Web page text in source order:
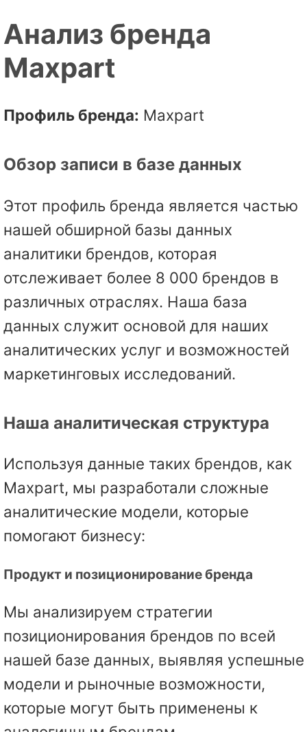
Анализ бренда
Maxpart
Профиль бренда: Maxpart
Обзор записи в базе данных
Этот профиль бренда является частью
нашей обширной базы данных
аналитики брендов, которая
отслеживает более 8 000 брендов в
различных отраслях. Наша база
данных служит основой для наших
аналитических услуг и возможностей
маркетинговых исследований.
Наша аналитическая структура
Используя данные таких брендов, как
Maxpart, мы разработали сложные
аналитические модели, которые
помогают бизнесу:
Продукт и позиционирование бренда
Мы анализируем стратегии
позиционирования брендов по всей
нашей базе данных, выявляя успешные
модели и рыночные возможности,
которые могут быть применены к